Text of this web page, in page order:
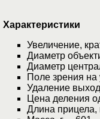
Характеристики
Увеличение,
Диаметр
Диаметр
Поле зрения
Удаление
Цена деления
Длина